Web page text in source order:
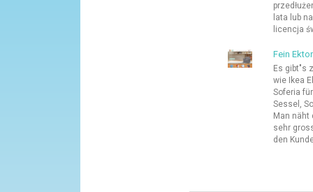
lata lub
licencja
Fein
Es gibt"s
wie Ikea
Soferia
Sessel,
Man näht
sehr
den